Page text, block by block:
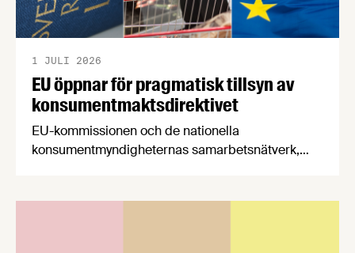
EU öppnar för pragmatisk tillsyn av
konsumentmaktsdirektivet
1 JULI 2026
EU-kommissionen och de nationella
konsumentmyndigheternas samarbetsnätverk,
konsumentmaktsdirektivet. Livsmedelsföretagen